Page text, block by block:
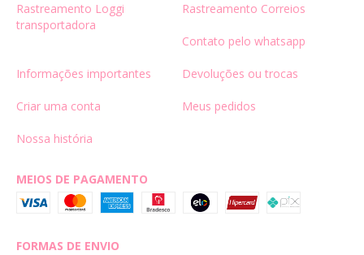
Rastreamento Loggi
transportadora
Rastreamento Correios
Contato pelo whatsapp
Informações importantes Devoluções ou trocas
Criar uma conta Meus pedidos
Nossa história
MEIOS DE PAGAMENTO
FORMAS DE ENVIO